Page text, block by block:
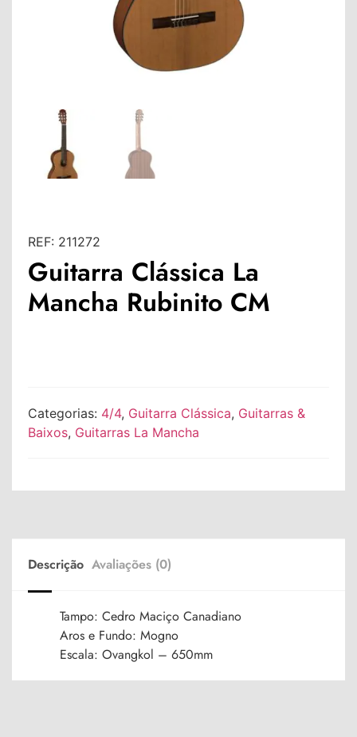
REF: 211272
Guitarra Clássica La
Mancha Rubinito CM
Categorias: 4/4, Guitarra Clássica, Guitarras &
Baixos, Guitarras La Mancha
Descrição Avaliações (0)
Tampo: Cedro Maciço Canadiano
Aros e Fundo: Mogno
Escala: Ovangkol – 650mm